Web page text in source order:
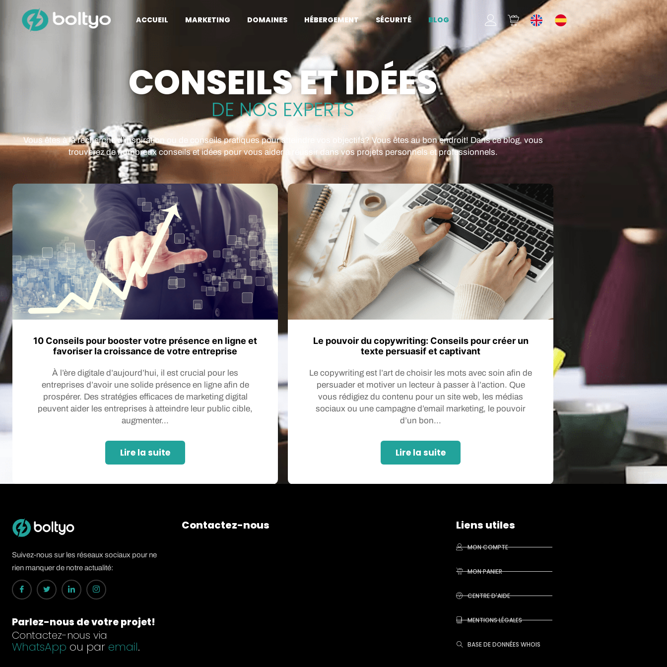
ACCUEIL MARKETING DOMAINES HÉBERGEMENT SÉCURITÉ BLOG
CONSEILS ET IDÉES
DE NOS EXPERTS
Vous êtes à la recherche d’inspiration ou de conseils pratiques pour atteindre vos objectifs? Vous êtes au bon endroit! Dans ce blog, vous
trouverez de nombreux conseils et idées pour vous aider à réussir dans vos projets personnels et professionnels.
10 Conseils pour booster votre présence en ligne et
favoriser la croissance de votre entreprise
À l’ère digitale d’aujourd’hui, il est crucial pour les
entreprises d’avoir une solide présence en ligne afin de
prospérer. Des stratégies efficaces de marketing digital
peuvent aider les entreprises à atteindre leur public cible,
augmenter...
Lire la suite
Le pouvoir du copywriting: Conseils pour créer un
texte persuasif et captivant
Le copywriting est l’art de choisir les mots avec soin afin de
persuader et motiver un lecteur à passer à l’action. Que
vous rédigiez du contenu pour un site web, les médias
sociaux ou une campagne d’email marketing, le pouvoir
d’un bon...
Lire la suite
Suivez-nous sur les réseaux sociaux pour ne
rien manquer de notre actualité:
Parlez-nous de votre projet!
Contactez-nous via
WhatsApp ou par email.
Contactez-nous Liens utiles
MON COMPTE
MON PANIER
CENTRE D'AIDE
MENTIONS LÉGALES
BASE DE DONNÉES WHOIS